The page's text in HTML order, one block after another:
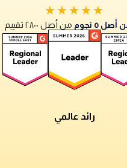
★★★★★
من أصل ٢٨٠٠ تقييم
رائد عالمي